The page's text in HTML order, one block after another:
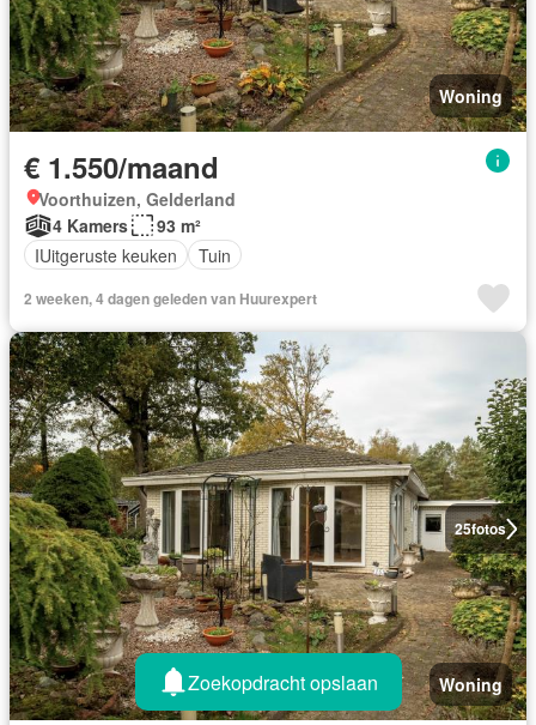
Woning
€ 1.550/maand
Voorthuizen, Gelderland
4 Kamers
93 m²
IUitgeruste keuken
Tuin
2 weeken, 4 dagen geleden van Huurexpert
25fotos
Woning
Zoekopdracht opslaan